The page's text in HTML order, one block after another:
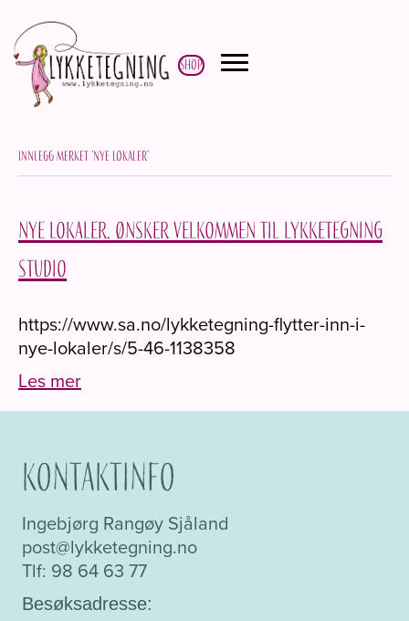
Shop
Innlegg merket ‘nye lokaler’
Nye lokaler. Ønsker velkommen til Lykketegning
Studio
https://www.sa.no/lykketegning-flytter-inn-i-
nye-lokaler/s/5-46-1138358
Les mer
Kontaktinfo
Ingebjørg Rangøy Sjåland
post@lykketegning.no
Tlf: 98 64 63 77
Besøksadresse: